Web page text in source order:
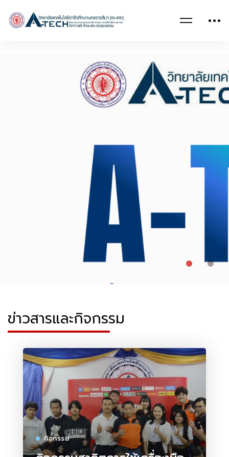
ข่าวสารและกิจกรรม
กิจกรรม